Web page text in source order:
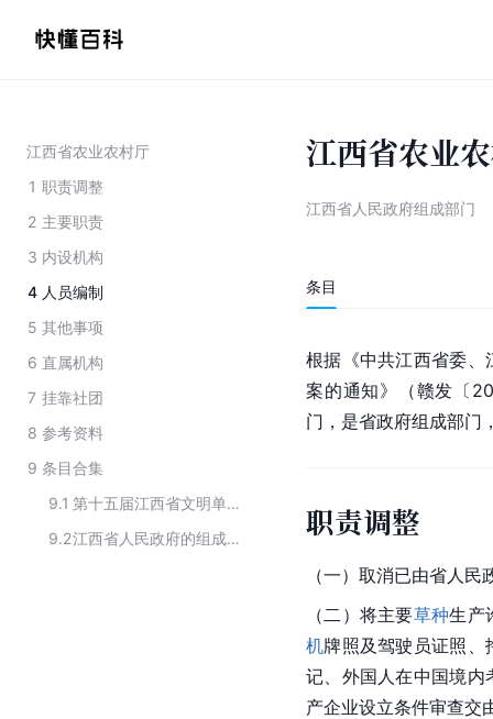
江西省农业农村厅
1 职责调整
2 主要职责
3 内设机构
4 人员编制
5 其他事项
6 直属机构
7 挂靠社团
8 参考资料
9 条目合集
9.1
第十五届江西省文明单位拟表彰名单（省直单位）
9.2
江西省人民政府的组成部门
江西省农业
江西省人民政府组成部门
条目
根据《中共江西省委
案的通知》（赣发〔
门，是省政府组成部门
职责调整
（一）取消已由省人
（二）将主要草种生产
机牌照及驾驶员证照
记、外国人在中国境内
产企业设立条件审查交